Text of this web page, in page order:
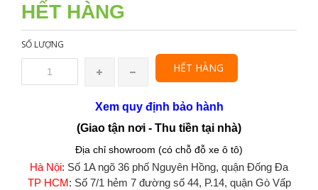
HẾT HÀNG
SỐ LƯỢNG
HẾT HÀNG
Xem quy định bảo hành
(Giao tận nơi - Thu tiền tại nhà)
Địa chỉ showroom (có chỗ đỗ xe ô tô)
Hà Nội: Số 1A ngõ 36 phố Nguyên Hồng, quận Đống Đa
TP HCM : Số 7/1 hẻm 7 đường số 44, P.14, quận Gò Vấp